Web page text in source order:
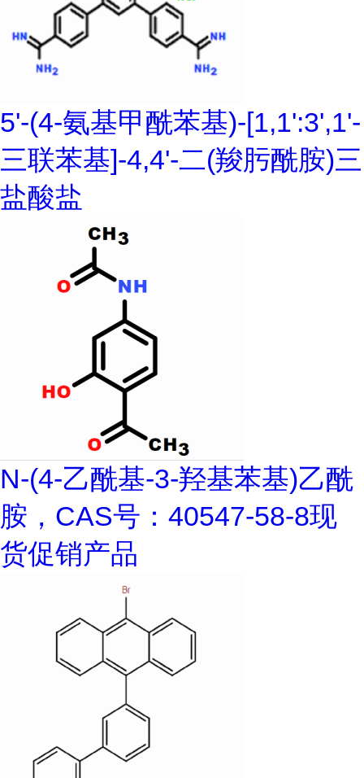
5'-(4-氨基甲酰苯基)-[1,1':3',1'-
三联苯基]-4,4'-二(羧肟酰胺)三
盐酸盐
N-(4-乙酰基-3-羟基苯基)乙酰
胺，CAS号：40547-58-8现
货促销产品